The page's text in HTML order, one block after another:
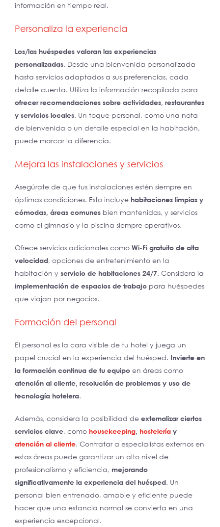
información en tiempo real.
Personaliza la experiencia
Los/las huéspedes valoran las experiencias
personalizadas. Desde una bienvenida personalizada
hasta servicios adaptados a sus preferencias, cada
detalle cuenta. Utiliza la información recopilada para
ofrecer recomendaciones sobre actividades, restaurantes
y servicios locales. Un toque personal, como una nota
de bienvenida o un detalle especial en la habitación,
puede marcar la diferencia.
Mejora las instalaciones y servicios
Asegúrate de que tus instalaciones estén siempre en
óptimas condiciones. Esto incluye habitaciones limpias y
cómodas, áreas comunes bien mantenidas, y servicios
como el gimnasio y la piscina siempre operativos.
Ofrece servicios adicionales como Wi-Fi gratuito de alta
velocidad, opciones de entretenimiento en la
habitación y servicio de habitaciones 24/7. Considera la
implementación de espacios de trabajo para huéspedes
que viajan por negocios.
Formación del personal
El personal es la cara visible de tu hotel y juega un
papel crucial en la experiencia del huésped. Invierte en
la formación continua de tu equipo en áreas como
atención al cliente, resolución de problemas y uso de
tecnología hotelera.
Además, considera la posibilidad de externalizar ciertos
servicios clave, como housekeeping, hostelería y
atención al cliente. Contratar a especialistas externos en
estas áreas puede garantizar un alto nivel de
profesionalismo y eficiencia, mejorando
significativamente la experiencia del huésped. Un
personal bien entrenado, amable y eficiente puede
hacer que una estancia normal se convierta en una
experiencia excepcional.